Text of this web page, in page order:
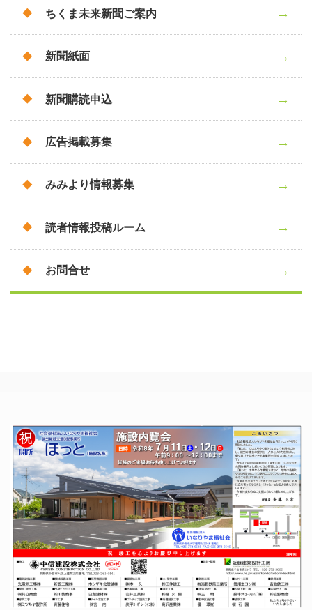
ちくま未来新聞ご案内
新聞紙面
新聞購読申込
広告掲載募集
みみより情報募集
読者情報投稿ルーム
お問合せ